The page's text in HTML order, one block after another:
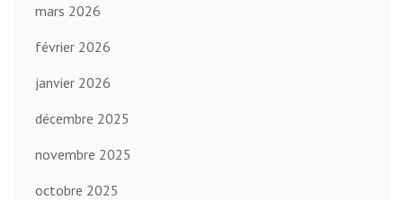
mars 2026
février 2026
janvier 2026
décembre 2025
novembre 2025
octobre 2025